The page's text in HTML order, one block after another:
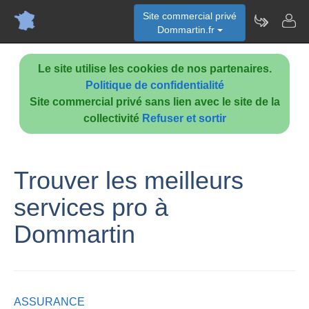
Le site utilise les cookies de nos partenaires.
Politique de confidentialité
Site commercial privé sans lien avec le site de la
collectivité Refuser et sortir
Site commercial privé
Dommartin.fr
Trouver les meilleurs
services pro à
Dommartin
ASSURANCE